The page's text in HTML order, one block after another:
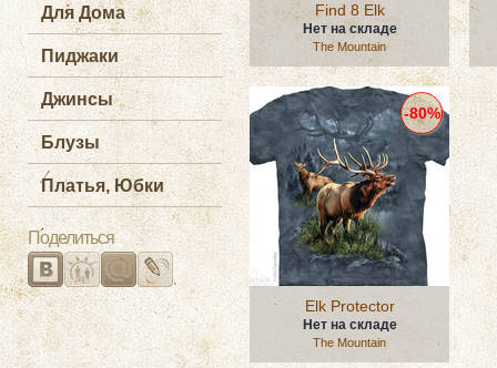
Для Дома
Пиджаки
Джинсы
Блузы
Платья, Юбки
Поделиться
Find 8 Elk
Нет на складе
The Mountain
Elk Protector
Нет на складе
The Mountain
-80%